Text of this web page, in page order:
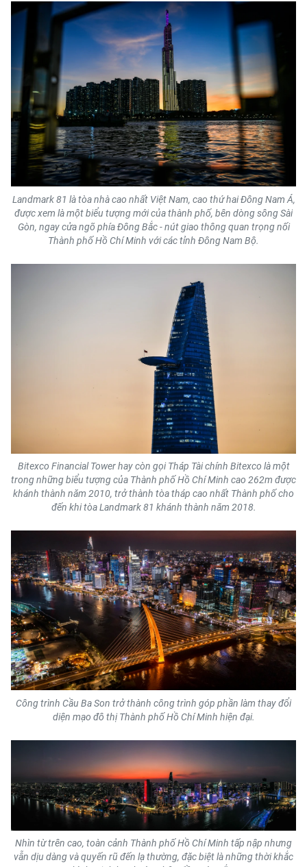
Landmark 81 là tòa nhà cao nhất Việt Nam, cao thứ hai Đông Nam Á,
được xem là một biểu tượng mới của thành phố, bên dòng sông Sài
Gòn, ngay cửa ngõ phía Đông Bắc - nút giao thông quan trọng nối
Thành phố Hồ Chí Minh với các tỉnh Đông Nam Bộ.
Bitexco Financial Tower hay còn gọi Tháp Tài chính Bitexco là một
trong những biểu tượng của Thành phố Hồ Chí Minh cao 262m được
khánh thành năm 2010, trở thành tòa tháp cao nhất Thành phố cho
đến khi tòa Landmark 81 khánh thành năm 2018.
Công trình Cầu Ba Son trở thành công trình góp phần làm thay đổi
diện mạo đô thị Thành phố Hồ Chí Minh hiện đại.
Nhìn từ trên cao, toàn cảnh Thành phố Hồ Chí Minh tấp nập nhưng
vẫn dịu dàng và quyến rũ đến lạ thường, đặc biệt là những thời khắc